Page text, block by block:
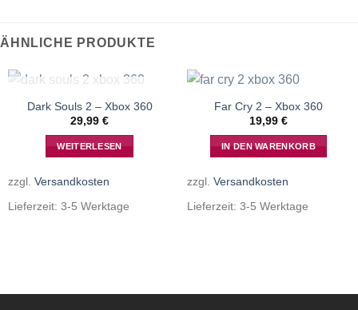
ÄHNLICHE PRODUKTE
NICHT VORRÄTIG
Dark Souls 2 – Xbox 360
29,99 €
WEITERLESEN
zzgl. Versandkosten
Lieferzeit: 3-5 Werktage
Far Cry 2 – Xbox 360
19,99 €
IN DEN WARENKORB
zzgl. Versandkosten
Lieferzeit: 3-5 Werktage